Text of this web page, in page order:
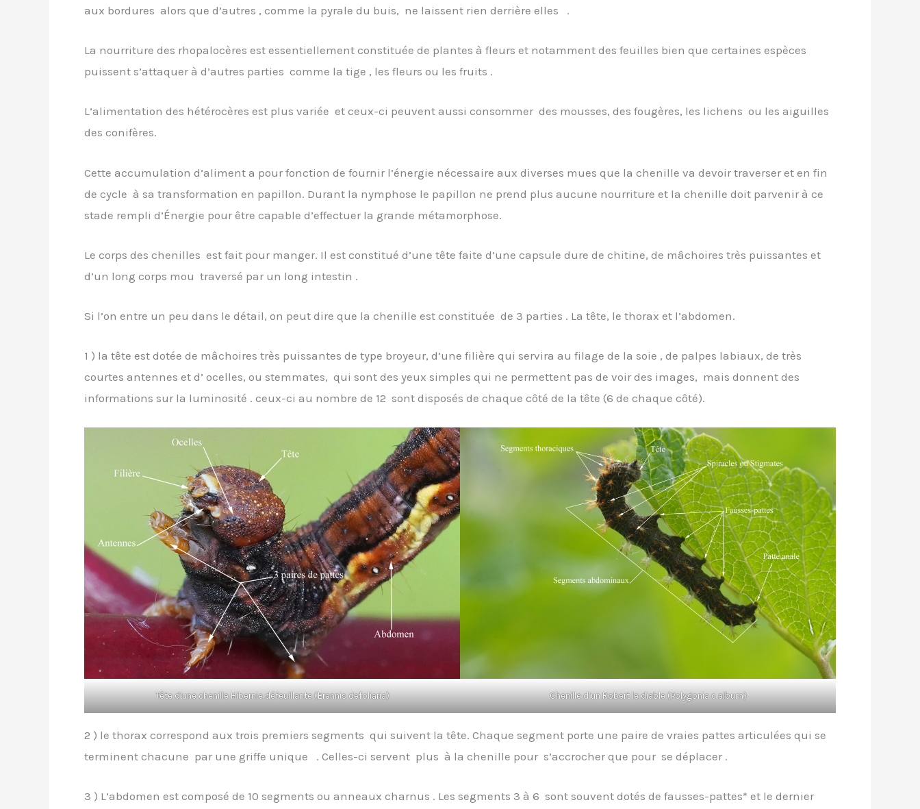
aux bordures alors que d’autres , comme la pyrale du buis, ne laissent rien derrière elles .
La nourriture des rhopalocères est essentiellement constituée de plantes à fleurs et notamment des feuilles bien que certaines espèces
puissent s’attaquer à d’autres parties comme la tige , les fleurs ou les fruits .
L’alimentation des hétérocères est plus variée et ceux-ci peuvent aussi consommer des mousses, des fougères, les lichens ou les aiguilles
des conifères.
Cette accumulation d’aliment a pour fonction de fournir l’énergie nécessaire aux diverses mues que la chenille va devoir traverser et en fin
de cycle à sa transformation en papillon. Durant la nymphose le papillon ne prend plus aucune nourriture et la chenille doit parvenir à ce
stade rempli d’Énergie pour être capable d’effectuer la grande métamorphose.
Le corps des chenilles est fait pour manger. Il est constitué d’une tête faite d’une capsule dure de chitine, de mâchoires très puissantes et
d’un long corps mou traversé par un long intestin .
Si l’on entre un peu dans le détail, on peut dire que la chenille est constituée de 3 parties . La tête, le thorax et l’abdomen.
1 ) la tête est dotée de mâchoires très puissantes de type broyeur, d’une filière qui servira au filage de la soie , de palpes labiaux, de très
courtes antennes et d’ ocelles, ou stemmates, qui sont des yeux simples qui ne permettent pas de voir des images, mais donnent des
informations sur la luminosité . ceux-ci au nombre de 12 sont disposés de chaque côté de la tête (6 de chaque côté).
Tête d’une chenille Hibernie défeuillante (Erannis defoliaria) Chenille d’un Robert le diable (Polygonia c album)
2 ) le thorax correspond aux trois premiers segments qui suivent la tête. Chaque segment porte une paire de vraies pattes articulées qui se
terminent chacune par une griffe unique . Celles-ci servent plus à la chenille pour s’accrocher que pour se déplacer .
3 ) L’abdomen est composé de 10 segments ou anneaux charnus . Les segments 3 à 6 sont souvent dotés de fausses-pattes* et le dernier